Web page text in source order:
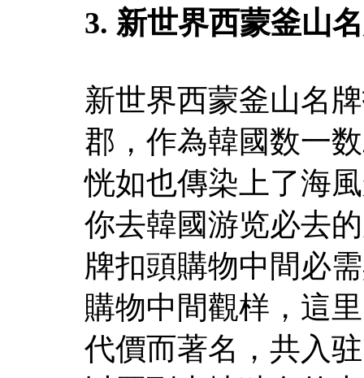
3. 新世界西蒙釜山
新世界西蒙釜山名
郡，作為韓國数一
恍如也傳染上了海
你去韓國游览必去
牌扣頭購物中間必
購物中間觀样，這
代價而著名，共入